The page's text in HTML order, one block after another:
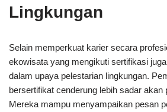
Lingkungan
Selain memperkuat karier secara
ekowisata yang mengikuti sertifikasi
dalam upaya pelestarian lingkungan.
bersertifikat cenderung lebih sadar akan
Mereka mampu menyampaikan pesan